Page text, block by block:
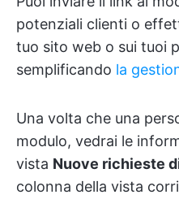
potenziali clienti o
tuo sito web o sui tuoi
semplificando la
Una volta che una
modulo, vedrai le
vista Nuove richieste
colonna della vista